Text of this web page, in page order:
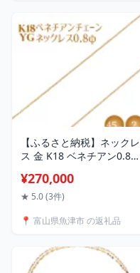
下旬～2026年3月下旬頃に
順次発送予定
【ふるさと納税】ネックレ
ス 金 K18 ベネチアン0.8φ
K18 日本製 アクセサリー
ジュエリー ネックレス レ
ョン ギフト プレゼント 富
の配送不可
¥270,000
★ 5.0 (3件)
📍 富山県魚津市 の返礼品